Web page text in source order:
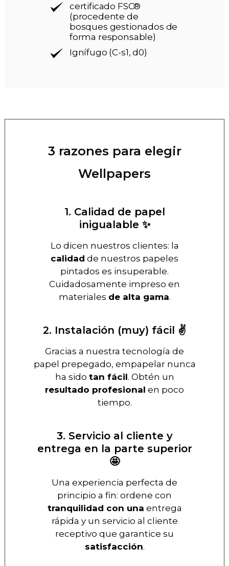
certificado FSC®
(procedente de
bosques gestionados de
forma responsable)
Ignífugo (C-s1, d0)
3 razones para elegir
Wellpapers
1. Calidad de papel
inigualable ✨
Lo dicen nuestros clientes: la
calidad de nuestros papeles
pintados es insuperable.
Cuidadosamente impreso en
materiales de alta gama.
2. Instalación (muy) fácil ✌️
Gracias a nuestra tecnología de
papel prepegado, empapelar nunca
ha sido tan fácil. Obtén un
resultado profesional en poco
tiempo.
3. Servicio al cliente y
entrega en la parte superior
🤩
Una experiencia perfecta de
principio a fin: ordene con
tranquilidad con una entrega
rápida y un servicio al cliente
receptivo que garantice su
satisfacción.